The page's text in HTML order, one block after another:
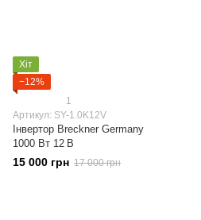
Хіт
−12%
1
Артикул: SY-1.0K12V
Інвертор Breckner Germany
1000 Вт 12 В
15 000 грн 17 000 грн